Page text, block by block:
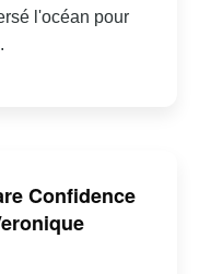
l'océan pour
Confidence